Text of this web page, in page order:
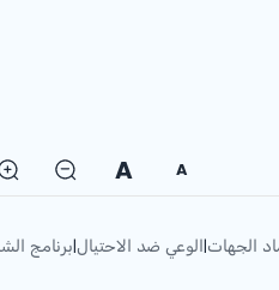
A
A
الجهات|الوعي ضد الاحتيال|برنامج